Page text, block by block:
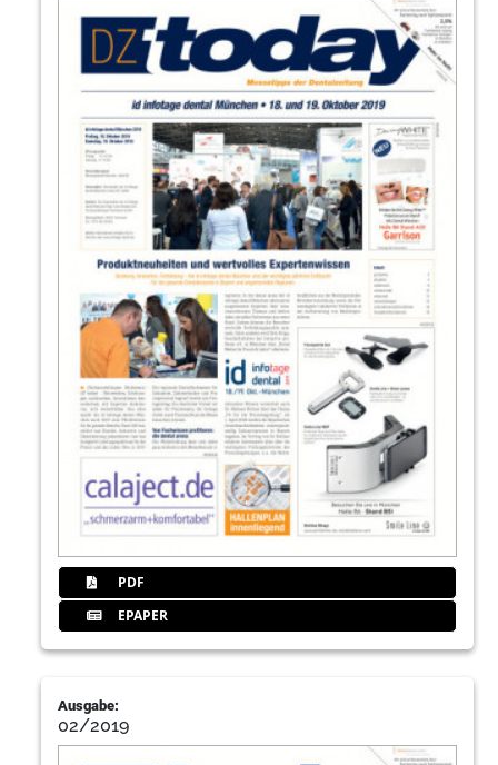
PDF
EPAPER
Ausgabe:
02/2019